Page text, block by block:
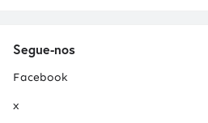
Segue-nos
Facebook
x